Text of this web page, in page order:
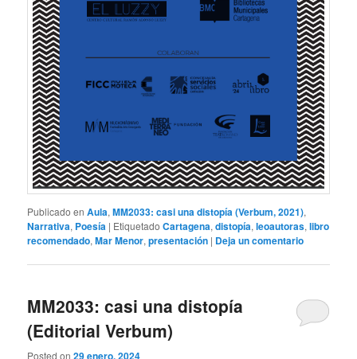
Publicado en Aula,MM2033: casi una distopía (Verbum, 2021),
Narrativa, Poesía | Etiquetado Cartagena,distopía,leoautoras,libro
recomendado,Mar Menor,presentación | Deja un comentario
MM2033: casi una distopía
(Editorial Verbum)
Posted on29 enero, 2024